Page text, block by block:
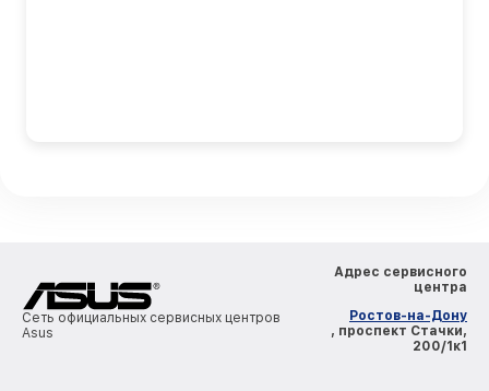
Сеть официальных сервисных центров
Asus
Адрес сервисного
центра
Ростов-на-Дону
, проспект Стачки,
200/1к1